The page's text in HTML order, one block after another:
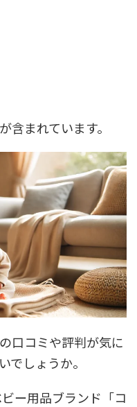
まれています。
口コミや評判が気に
でしょうか。
ー用品ブランド「コ